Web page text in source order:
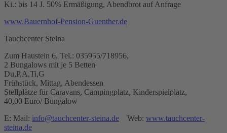
Ki.: bis 14 J. 50% Ermäßigung, Abendbrot auf Anfrage
www.Bauernhof-Pension-Guenther.de
Tauchcenter Steina
Zum Haustein 6, Tel.: 035955/718956,
2 Bungalows mit je 5 Betten
Du,P,A,Ti,G
Frühstück, Mittag, Abendessen
Stellplätze für Caravans, Campingplatz, Kinderspielplatz,
40,00 Euro/ Bungalow
E: Mail: info@tauchcenter-steina.de Web: www.tauchcenter-
steina.de